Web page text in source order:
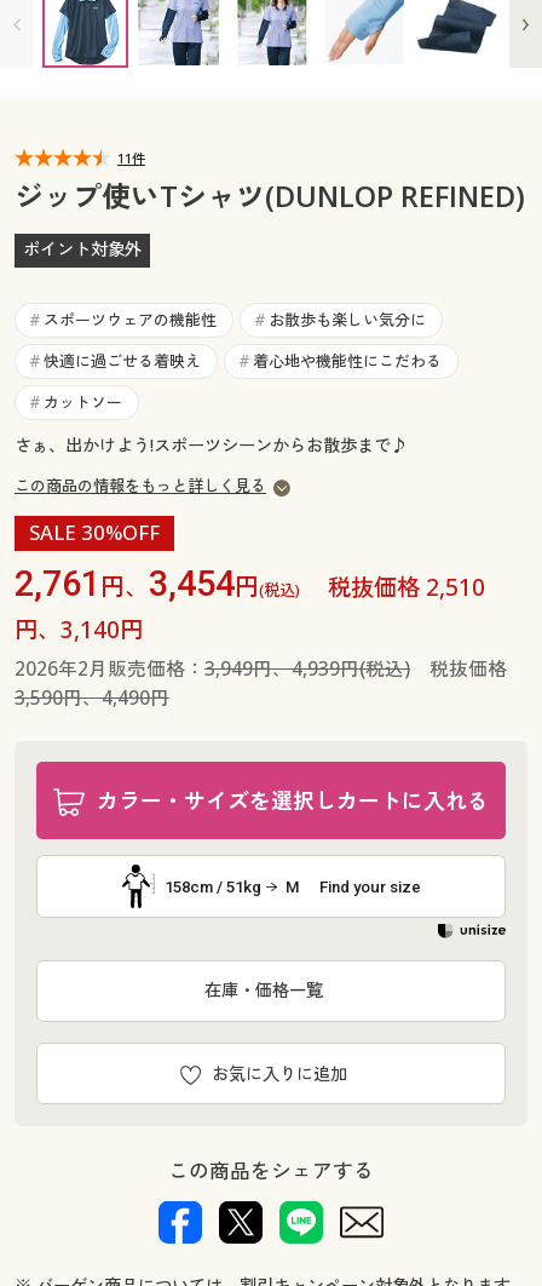
カタログ無料プレゼント
マイページ
閲覧履歴
お気に入り
サポート
ご利用ガイド
よくある質問とお問い合わせ
会員メニュー
閲覧履歴
ご利用ガイド
よくある質問とお問い合わせ
11件
ジップ使いTシャツ(DUNLOP REFINED)
ポイント対象外
# スポーツウェアの機能性 # お散歩も楽しい気分に
# 快適に過ごせる着映え # 着心地や機能性にこだわる
# カットソー
さぁ、出かけよう!スポーツシーンからお散歩まで♪
この商品の情報をもっと詳しく見る
SALE 30%OFF
2,761 円、 3,454円(税込)
税抜価格 2,510
円、3,140円
2026年2月販売価格： 3,949円、4,939円(税込)税抜価格
3,590円、4,490円
カラー・サイズを選択しカートに入れる
158cm / 51kg M Find your size
お気に入りに追加
在庫・価格一覧
この商品をシェアする